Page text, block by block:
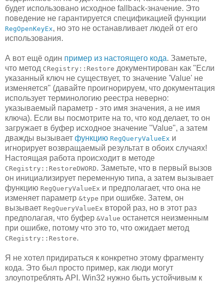
будет использовано исходное fallback-значение. Это
поведение не гарантируется спецификацией функции
RegOpenKeyEx, но это не останавливает людей от его
использования.
А вот ещё один пример из настоящего кода. Заметьте,
что метод CRegistry::Restore документирован как "Если
указанный ключ не существует, то значение 'Value' не
изменяется" (давайте проигнорируем, что документация
использует терминологию реестра неверно:
указываемый параметр - это имя значения, а не имя
ключа). Если вы посмотрите на то, что код делает, то он
загружает в буфер исходное значение "Value", а затем
дважды вызывает функцию RegQueryValueEx и
игнорирует возвращаемый результат в обоих случаях!
Настоящая работа происходит в методе
CRegistry::RestoreDWORD. Заметьте, что в первый вызов
он инициализирует переменную типа, а затем вызывает
функцию RegQueryValueEx и предполагает, что она не
изменяет параметр &type при ошибке. Затем, он
вызывает RegQueryValueEx второй раз, но в этот раз
предполагая, что буфер &Value останется неизменным
при ошибке, потому что это то, что ожидает метод
CRegistry::Restore.
Я не хотел придираться к конкретно этому фрагменту
кода. Это был просто пример, как люди могут
злоупотреблять API. Win32 нужно быть устойчивым к